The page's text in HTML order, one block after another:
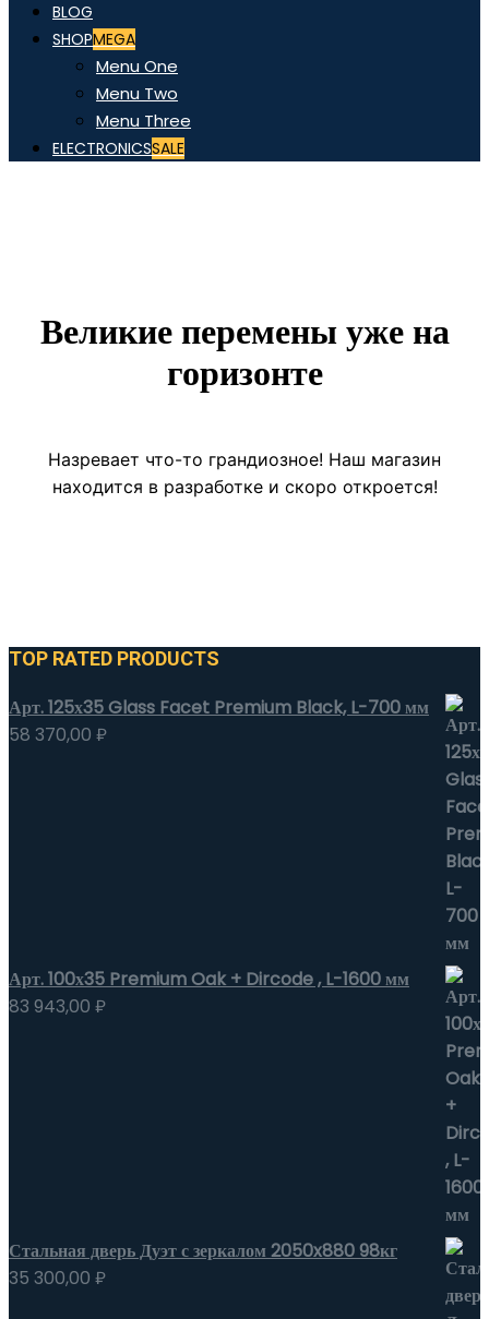
BLOG
SHOPMEGA
Menu One
Menu Two
Menu Three
ELECTRONICSSALE
Великие перемены уже на
горизонте
Назревает что-то грандиозное! Наш магазин
находится в разработке и скоро откроется!
TOP RATED PRODUCTS
Арт. 125х35 Glass Facet Premium Black, L-700 мм
58 370,00 ₽
Арт. 100х35 Premium Oak + Dircode , L-1600 мм
83 943,00 ₽
Стальная дверь Дуэт с зеркалом 2050x880 98кг
35 300,00 ₽